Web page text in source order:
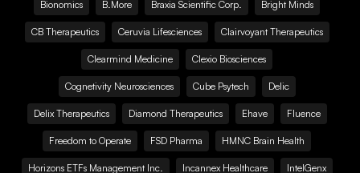
Bionomics B.More Braxia Scientific Corp. Bright Minds
CB Therapeutics Ceruvia Lifesciences Clairvoyant Therapeutics
Clearmind Medicine Clexio Biosciences
Cognetivity Neurosciences Cube Psytech Delic
Delix Therapeutics Diamond Therapeutics Ehave Fluence
Freedom to Operate FSD Pharma HMNC Brain Health
Horizons ETFs Management Inc. Incannex Healthcare IntelGenx